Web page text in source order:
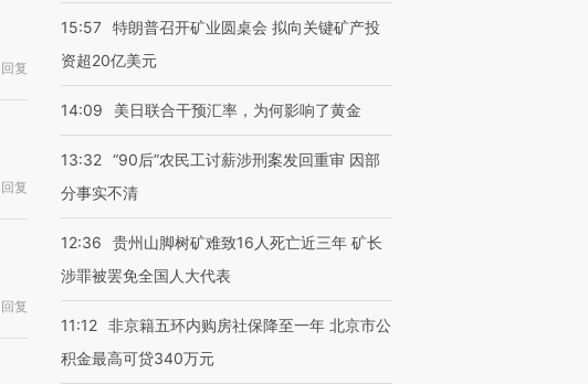
回复
回复
回复
15:57 特朗普召开矿业圆桌会 拟向关键矿产投
资超20亿美元
14:09 美日联合干预汇率，为何影响了黄金
13:32 “90后”农民工讨薪涉刑案发回重审 因部
分事实不清
12:36
贵州山脚树矿难致16人死亡近三年 矿长
涉罪被罢免全国人大代表
11:12 非京籍五环内购房社保降至一年 北京市公
积金最高可贷340万元